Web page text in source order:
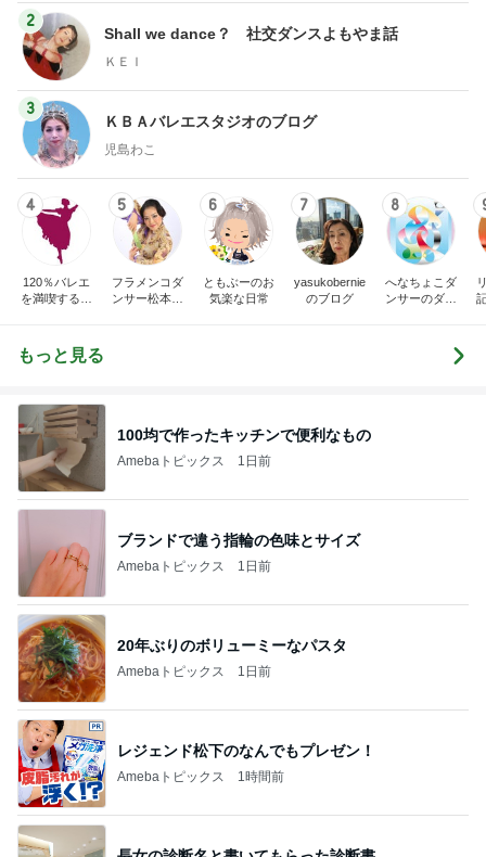
2
Shall we dance？ 社交ダンスよもやま話
ＫＥＩ
3
ＫＢＡバレエスタジオのブログ
児島わこ
4
120％バレエ
を満喫するブ
5
フラメンコダ
ンサー松本真
6
ともぶーのお
気楽な日常
7
yasukobernie
のブログ
8
へなちょこダ
ンサーのダン
もっと見る
100均で作ったキッチンで便利なもの
Amebaトピックス 1日前
ブランドで違う指輪の色味とサイズ
Amebaトピックス 1日前
20年ぶりのボリューミーなパスタ
Amebaトピックス 1日前
レジェンド松下のなんでもプレゼン！
Amebaトピックス 1時間前